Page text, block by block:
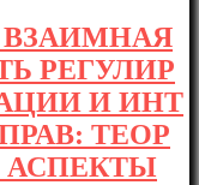
РЕГУЛИР
И ИНТ
ТЕОР
АСПЕКТЫ